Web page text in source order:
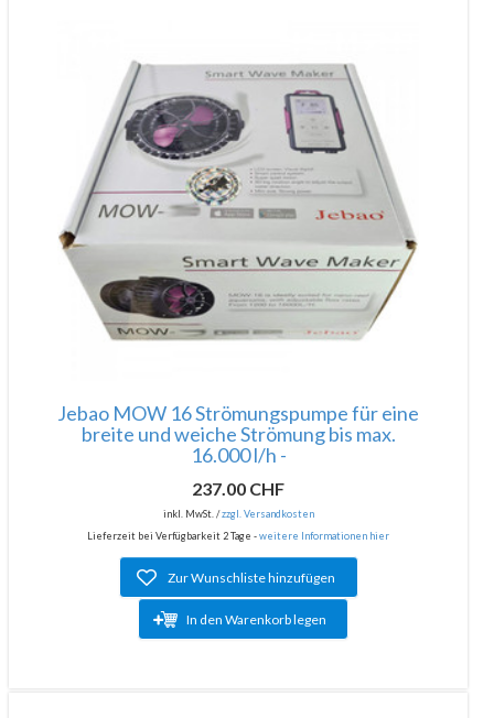
Jebao MOW 16 Strömungspumpe für eine
breite und weiche Strömung bis max.
16.000 l/h -
237.00 CHF
inkl. MwSt. /zzgl. Versandkosten
Lieferzeit bei Verfügbarkeit 2 Tage -weitere Informationen hier
Zur Wunschliste hinzufügen
In den Warenkorb legen